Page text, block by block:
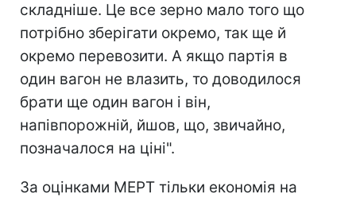
складніше. Це все зерно мало того що
потрібно зберігати окремо, так ще й
окремо перевозити. А якщо партія в
один вагон не влазить, то доводилося
брати ще один вагон і він,
напівпорожній, йшов, що, звичайно,
позначалося на ціні".
За оцінками МЕРТ тільки економія на